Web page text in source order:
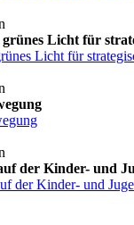
Licht für
Licht für
der Kinder- und
der Kinder- und